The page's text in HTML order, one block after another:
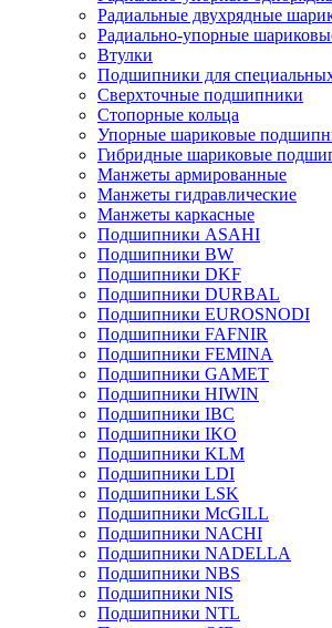
Радиальные двухрядные
Радиально-упорные
Втулки
Подшипники для
Сверхточные подшипники
Стопорные кольца
Упорные шариковые
Гибридные шариковые
Манжеты армированные
Манжеты гидравлические
Манжеты каркасные
Подшипники ASAHI
Подшипники BW
Подшипники DKF
Подшипники DURBAL
Подшипники EUROSNODI
Подшипники FAFNIR
Подшипники FEMINA
Подшипники GAMET
Подшипники HIWIN
Подшипники IBC
Подшипники IKO
Подшипники KLM
Подшипники LDI
Подшипники LSK
Подшипники McGILL
Подшипники NACHI
Подшипники NADELLA
Подшипники NBS
Подшипники NIS
Подшипники NTL